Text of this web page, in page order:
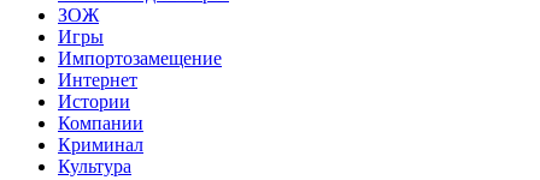
ЗОЖ
Игры
Импортозамещение
Интернет
Истории
Компании
Криминал
Культура